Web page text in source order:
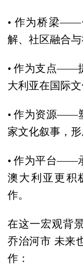
• 作为桥梁——
解、社区融合与
• 作为支点——
大利亚在国际
• 作为资源——
家文化叙事，
• 作为平台——
澳大利亚更积
作。
在这一宏观背
乔治河市 未来
作：